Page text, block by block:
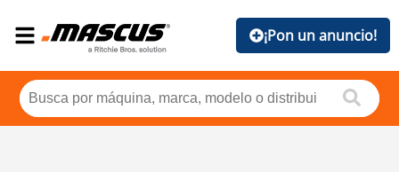
¡Pon un anuncio!